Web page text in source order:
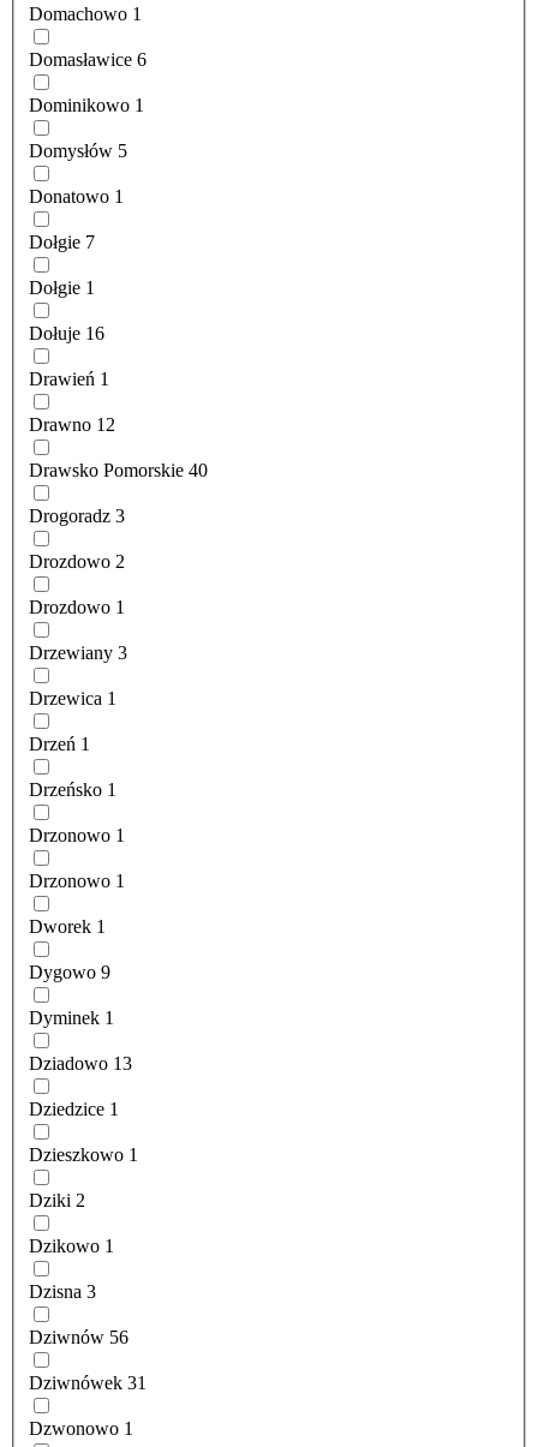
Domachowo 1
Domasławice 6
Dominikowo 1
Domysłów 5
Donatowo 1
Dołgie 7
Dołgie 1
Dołuje 16
Drawień 1
Drawno 12
Drawsko Pomorskie 40
Drogoradz 3
Drozdowo 2
Drozdowo 1
Drzewiany 3
Drzewica 1
Drzeń 1
Drzeńsko 1
Drzonowo 1
Drzonowo 1
Dworek 1
Dygowo 9
Dyminek 1
Dziadowo 13
Dziedzice 1
Dzieszkowo 1
Dziki 2
Dzikowo 1
Dzisna 3
Dziwnów 56
Dziwnówek 31
Dzwonowo 1